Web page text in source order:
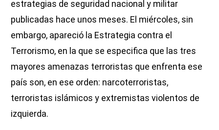
estrategias de seguridad nacional y militar
publicadas hace unos meses. El miércoles, sin
embargo, apareció la Estrategia contra el
Terrorismo, en la que se especifica que las tres
mayores amenazas terroristas que enfrenta ese
país son, en ese orden: narcoterroristas,
terroristas islámicos y extremistas violentos de
izquierda.